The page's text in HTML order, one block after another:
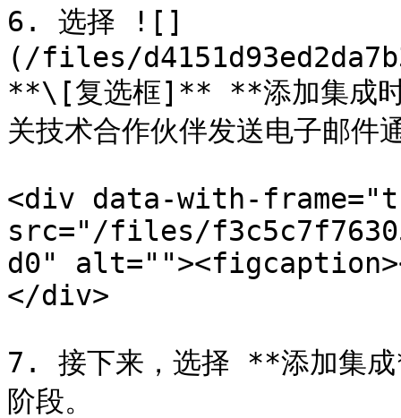
6. 选择 ![]
(/files/
**\[复选框]** **添加集成时
关技术合作伙伴发送电子邮件
<div data-with-
src="/files/
d0"
</div>
7. 接下来，选择 **添加集成
阶段。